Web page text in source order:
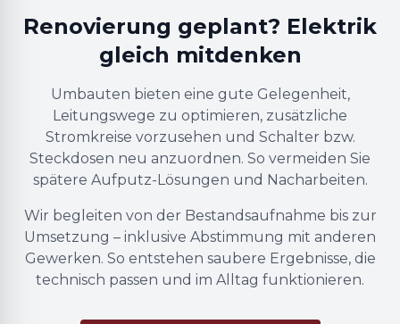
Renovierung geplant? Elektrik
gleich mitdenken
Umbauten bieten eine gute Gelegenheit,
Leitungswege zu optimieren, zusätzliche
Stromkreise vorzusehen und Schalter bzw.
Steckdosen neu anzuordnen. So vermeiden Sie
spätere Aufputz-Lösungen und Nacharbeiten.
Wir begleiten von der Bestandsaufnahme bis zur
Umsetzung – inklusive Abstimmung mit anderen
Gewerken. So entstehen saubere Ergebnisse, die
technisch passen und im Alltag funktionieren.